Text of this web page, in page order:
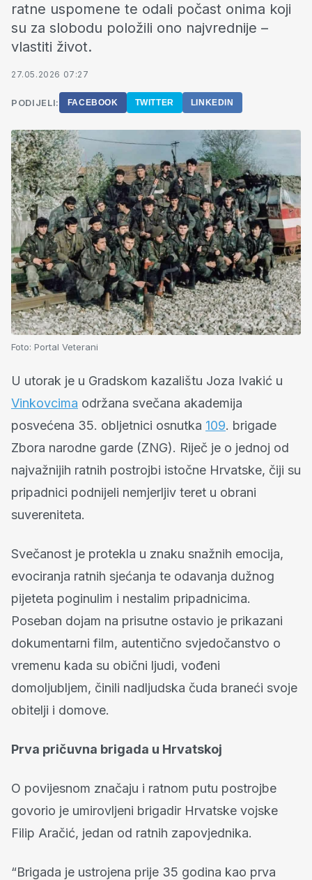
ratne uspomene te odali počast onima koji
su za slobodu položili ono najvrednije –
vlastiti život.
27.05.2026 07:27
PODIJELI: FACEBOOK TWITTER LINKEDIN
Foto: Portal Veterani
U utorak je u Gradskom kazalištu Joza Ivakić u
Vinkovcima održana svečana akademija
posvećena 35. obljetnici osnutka 109. brigade
Zbora narodne garde (ZNG). Riječ je o jednoj od
najvažnijih ratnih postrojbi istočne Hrvatske, čiji su
pripadnici podnijeli nemjerljiv teret u obrani
suvereniteta.
Svečanost je protekla u znaku snažnih emocija,
evociranja ratnih sjećanja te odavanja dužnog
pijeteta poginulim i nestalim pripadnicima.
Poseban dojam na prisutne ostavio je prikazani
dokumentarni film, autentično svjedočanstvo o
vremenu kada su obični ljudi, vođeni
domoljubljem, činili nadljudska čuda braneći svoje
obitelji i domove.
Prva pričuvna brigada u Hrvatskoj
O povijesnom značaju i ratnom putu postrojbe
govorio je umirovljeni brigadir Hrvatske vojske
Filip Aračić, jedan od ratnih zapovjednika.
“Brigada je ustrojena prije 35 godina kao prva